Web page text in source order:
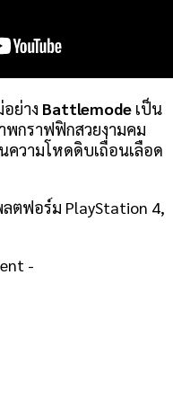
ย่าง Battlemode เป็น
กราฟฟิกสวยงามคม
ความโหดดิบเถื่อนเลือด
ตฟอร์ม PlayStation 4,
-